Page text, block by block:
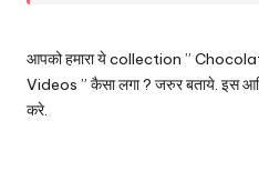
आपको हमारा ये collection ”
Videos ” कैसा लगा ? जरुर बताये. इस
करे.